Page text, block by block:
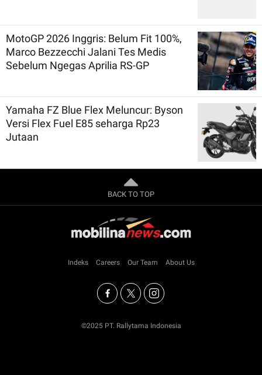
MotoGP 2026 Inggris: Belum Fit 100%,
Marco Bezzecchi Jalani Tes Medis
Sebelum Ngegas Aprilia RS-GP
Yamaha FZ Blue Flex Meluncur: Byson
Versi Flex Fuel E85 seharga Rp23
Jutaan
BACK TO TOP
Indeks Careers Our Team About Us
©2025 PT. Rallytama Indonesia